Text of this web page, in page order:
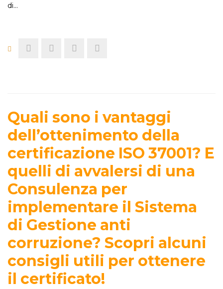
di…
Quali sono i vantaggi
dell’ottenimento della
certificazione ISO 37001? E
quelli di avvalersi di una
Consulenza per
implementare il Sistema
di Gestione anti
corruzione? Scopri alcuni
consigli utili per ottenere
il certificato!